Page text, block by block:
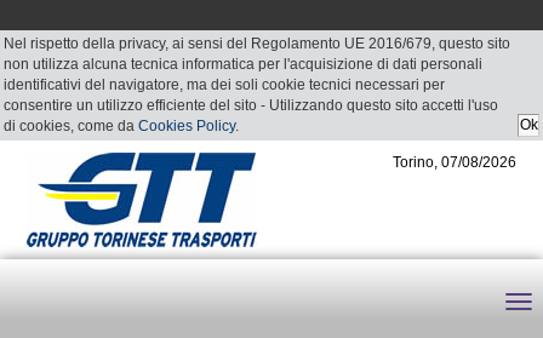
Nel rispetto della privacy, ai sensi del Regolamento UE 2016/679, questo sito
non utilizza alcuna tecnica informatica per l'acquisizione di dati personali
identificativi del navigatore, ma dei soli cookie tecnici necessari per
consentire un utilizzo efficiente del sito - Utilizzando questo sito accetti l'uso
di cookies, come da Cookies Policy.
Torino, 07/08/2026